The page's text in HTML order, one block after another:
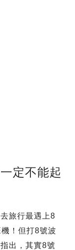
定不能起
旅行最遇上8
！但打8號波
出，其實8號